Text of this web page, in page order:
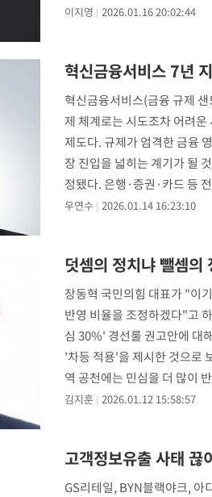
임' 임성근, 항소심도 징역 3년
이전 봐주기 감사' 유병호 구속기소
"…수도권 폭염중대경보, 폭염경보로 하향
우피해' 안동·의성 관할 4개 면 특별재난
검사들, 정원 초과 시 낮은 계급 임용…희망
더위…곳곳 소나기·강원 많은 비[내일날씨]
·청주 팹에 54조 투자…"AI 메모리 수요 선
이다영 자매, 아제르바이잔 투란VC 입단
7경기 들여다보니…한국 축구 '5승 2무'
포인트(0.36%) 내린 798.81마감
선 약보합…0.60% 내린 6258.77에 마쳐
, 7.7원 내린 1416.1원 마감
도 관측…서울, 2018년 이후 첫 40도
엄 수용공간 확보' 신용해 前교정본부장
축구 파문…"국민적 공분에 수사 재개"
성접대 파문까지…'쑥대밭' 된 축구협회
원회 부위원장에 김태유 서울대 공대 교
'돌려차기 발언' 진종오·서범수 징계 절차
책임' 임성근, 항소심도 징역 3년
이전 봐주기 감사' 유병호 구속기소
이지영 2026.01.16 20:02:44
혁신금융서비스 7년
혁신금융서비스(금융 규제
제 체계로는 시도조차 어려
제도다. 규제가 엄격한 금융
장 진입을 넓히는 계기가 될
정됐다. 은행·증권·카드 등
새로운 서비스
우연수 2026.01.14 16:23:10
덧셈의 정치냐 뺄셈의
장동혁 국민의힘 대표가 "이
반영 비율을 조정하겠다"고
심 30%' 경선룰 권고안에 대
'차등 적용'을 제시한 것으로
역 공천에는 민심을 더 많이
김지훈 2026.01.12 15:58:57
고객정보유출 사태 끊
GS리테일, BYN블랙야크, 아